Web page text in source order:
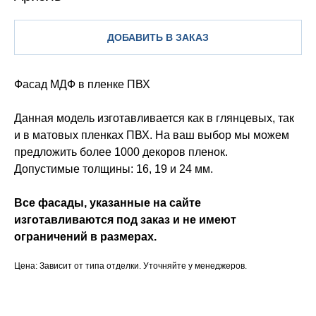
ДОБАВИТЬ В ЗАКАЗ
Фасад МДФ в пленке ПВХ
Данная модель изготавливается как в глянцевых, так
и в матовых пленках ПВХ. На ваш выбор мы можем
предложить более 1000 декоров пленок.
Допустимые толщины: 16, 19 и 24 мм.
Все фасады, указанные на сайте
изготавливаются под заказ и не имеют
ограничений в размерах.
Цена: Зависит от типа отделки. Уточняйте у менеджеров.